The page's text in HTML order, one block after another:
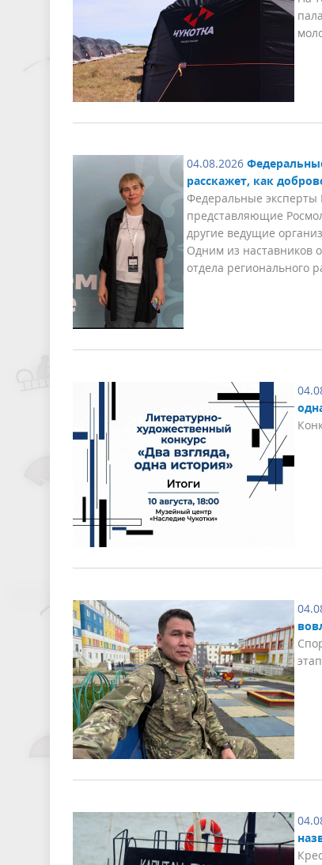
04.08.2026
расскажет, как
Федеральные эксперты
представляющие
другие ведущие
Одним из наставников
отдела регионального